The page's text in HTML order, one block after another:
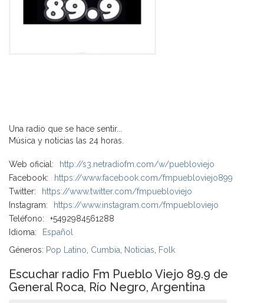
Una radio que se hace sentir...
Música y noticias las 24 horas.
Web oficial:
http://s3.netradiofm.com/w/puebloviejo
Facebook:
https://www.facebook.com/fmpuebloviejo899
Twitter:
https://www.twitter.com/fmpuebloviejo
Instagram:
https://www.instagram.com/fmpuebloviejo
Teléfono:
+5492984561288
Idioma:
Español
Géneros: Pop Latino Cumbia Noticias Folk
Escuchar radio Fm Pueblo Viejo 89.9 de
General Roca, Río Negro, Argentina